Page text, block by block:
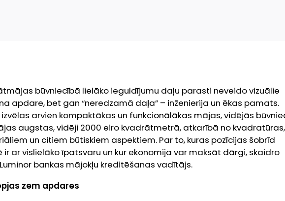
būvniecībā lielāko ieguldījumu daļu parasti neveido vizuālie
apdare, bet gan “neredzamā daļa” – inženierija un ēkas pamats.
arvien kompaktākas un funkcionālākas mājas, vidējās
augstas, vidēji 2000 eiro kvadrātmetrā, atkarībā no kvadratūras,
un citiem būtiskiem aspektiem. Par to, kuras pozīcijas šobrīd
ar vislielāko īpatsvaru un kur ekonomija var maksāt dārgi, skaidro
bankas mājokļu kreditēšanas vadītājs.
zem apdares